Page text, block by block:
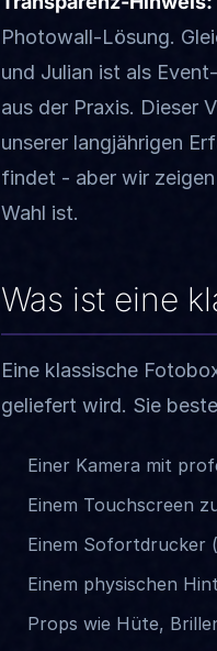
Photowall-Lösung.
und Julian ist als
aus der Praxis. Dieser
unserer langjährigen
findet - aber wir
Wahl ist.
Was ist eine
Eine klassische
geliefert wird. Sie
Einer Kamera mit
Einem Touchscreen
Einem Sofortdrucker
Einem physischen
Props wie Hüte,